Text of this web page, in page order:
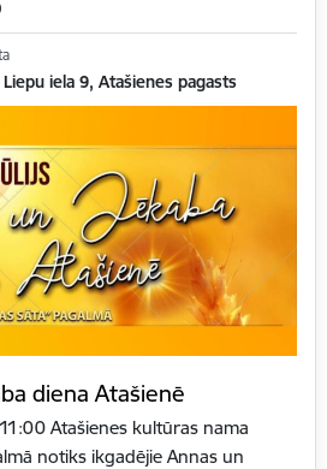
iela 9, Atašienes pagasts
diena Atašienē
Atašienes kultūras nama
notiks ikgadējie Annas un